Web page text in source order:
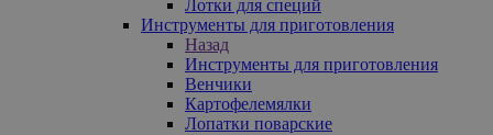
Лотки для специй
Инструменты для приготовления
Назад
Инструменты для приготовления
Венчики
Картофелемялки
Лопатки поварские